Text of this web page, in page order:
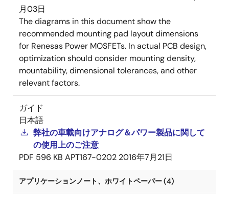
月03日
The diagrams in this document show the
recommended mounting pad layout dimensions
for Renesas Power MOSFETs. In actual PCB design,
optimization should consider mounting density,
mountability, dimensional tolerances, and other
relevant factors.
ガイド
日本語
弊社の車載向けアナログ＆パワー製品に関して
の使用上のご注意
PDF 596 KB APT167-0202 2016年7月21日
アプリケーションノート、ホワイトペーパー (4)